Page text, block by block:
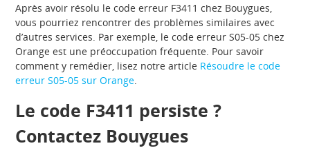
Après avoir résolu le code erreur F3411 chez Bouygues,
vous pourriez rencontrer des problèmes similaires avec
d’autres services. Par exemple, le code erreur S05-05 chez
Orange est une préoccupation fréquente. Pour savoir
comment y remédier, lisez notre article Résoudre le code
erreur S05-05 sur Orange.
Le code F3411 persiste ?
Contactez Bouygues